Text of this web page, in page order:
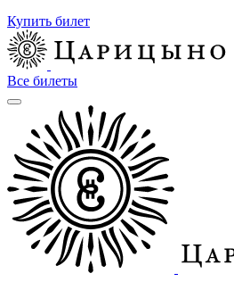
Купить билет
Все билеты